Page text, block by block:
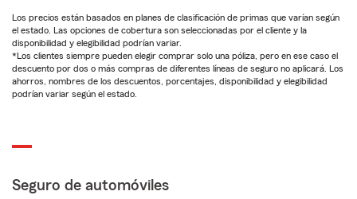
Los precios están basados en planes de clasificación de primas que varían según
el estado. Las opciones de cobertura son seleccionadas por el cliente y la
disponibilidad y elegibilidad podrían variar.
*Los clientes siempre pueden elegir comprar solo una póliza, pero en ese caso el
descuento por dos o más compras de diferentes líneas de seguro no aplicará. Los
ahorros, nombres de los descuentos, porcentajes, disponibilidad y elegibilidad
podrían variar según el estado.
Seguro de automóviles